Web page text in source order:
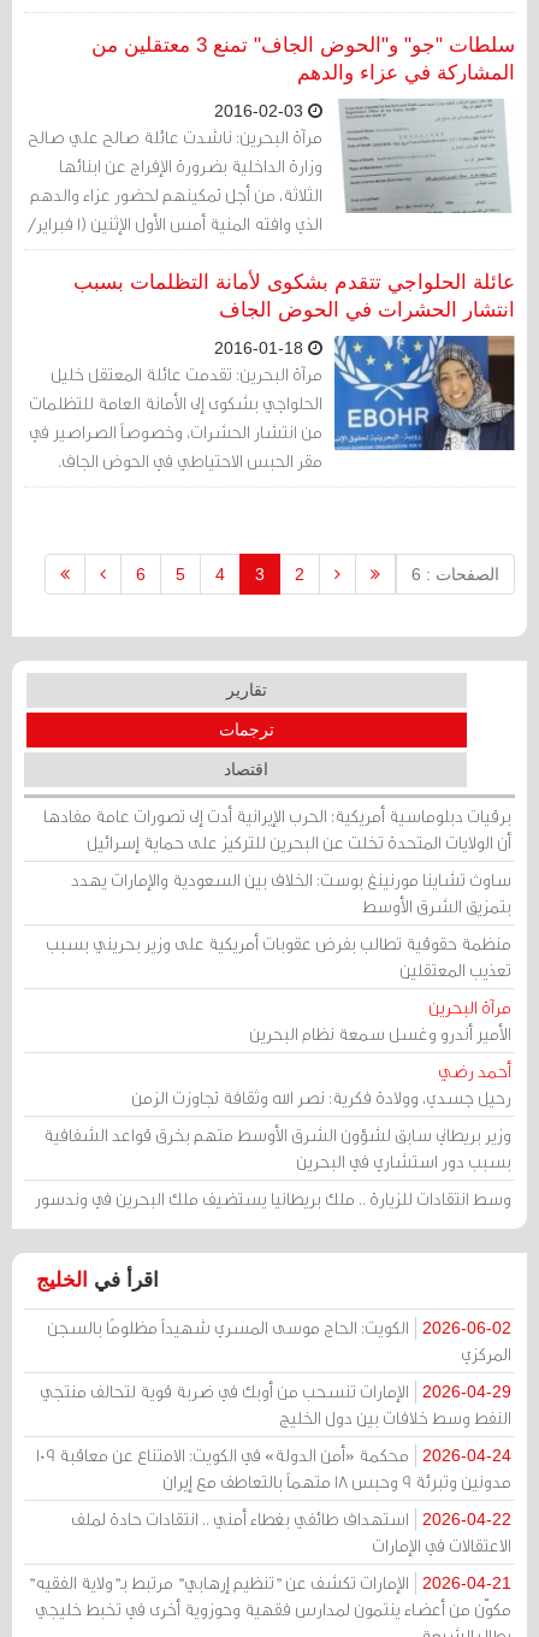
أصوات الحيوانات، مشيرين إلى أن الحاجز
الزجاجي يجعلهم يشعرون، وقت الزيارات
العائلية، بأنهم في أقفاص.
سلطات "جو" و"الحوض الجاف" تمنع 3 معتقلين من
المشاركة في عزاء والدهم
مرآة البحرين: ناشدت عائلة صالح علي صالح
وزارة الداخلية بضرورة الإفراج عن ابنائها
الثلاثة، من أجل تمكينهم لحضور عزاء والدهم
الذي وافته المنية أمس الأول الإثنين (1 فبراير/
شباط 2016)، وهم اثنان من أبناء المتوفى،
والثالث حفيده.
عائلة الحلواجي تتقدم بشكوى لأمانة التظلمات بسبب
انتشار الحشرات في الحوض الجاف
مرآة البحرين: تقدمت عائلة المعتقل خليل
الحلواجي بشكوى إلى الأمانة العامة للتظلمات
من انتشار الحشرات، وخصوصاً الصراصير في
مقر الحبس الاحتياطي في الحوض الجاف.
الصفحات : 6 2
3
4
5
6
تقارير
ترجمات
اقتصاد
برقيات دبلوماسية أمريكية: الحرب الإيرانية أدت إلى تصورات عامة مفادها
أن الولايات المتحدة تخلت عن البحرين للتركيز على حماية إسرائيل
ساوث تشاينا مورنينغ بوست: الخلاف بين السعودية والإمارات يهدد
بتمزيق الشرق الأوسط
منظمة حقوقية تطالب بفرض عقوبات أمريكية على وزير بحريني بسبب
تعذيب المعتقلين
مرآة البحرين
الأمير أندرو وغسل سمعة نظام البحرين
أحمد رضي
رحيل جسدي، وولادة فكرية: نصر الله وثقافة تجاوزت الزمن
وزير بريطاني سابق لشؤون الشرق الأوسط متهم بخرق قواعد الشفافية
بسبب دور استشاري في البحرين
وسط انتقادات للزيارة .. ملك بريطانيا يستضيف ملك البحرين في وندسور
اقرأ في الخليج
2026-06-02
الكويت: الحاج موسى المسري شهيداً مظلومًا بالسجن
المركزي
2026-04-29
الإمارات تنسحب من أوبك في ضربة قوية لتحالف منتجي
النفط وسط خلافات بين دول الخليج
2026-04-24
محكمة «أمن الدولة» في الكويت: الامتناع عن معاقبة 109
مدونين وتبرئة 9 وحبس 18 متهماً بالتعاطف مع إيران
2026-04-22
استهداف طائفي بغطاء أمني .. انتقادات حادة لملف
الاعتقالات في الإمارات
2026-04-21
الإمارات تكشف عن "تنظيم إرهابي" مرتبط بـ"ولاية الفقيه"
مكوّن من أعضاء ينتمون لمدارس فقهية وحوزوية أخرى في تخبط خليجي